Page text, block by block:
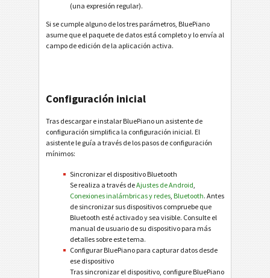
(una expresión regular).
Si se cumple alguno de los tres parámetros, BluePiano
asume que el paquete de datos está completo y lo envía al
campo de edición de la aplicación activa.
Configuración inicial
Tras descargar e instalar BluePiano un asistente de
configuración simplifica la configuración inicial. El
asistente le guía a través de los pasos de configuración
mínimos:
Sincronizar el dispositivo Bluetooth
Se realiza a través deAjustes de Android
Conexiones inalámbricas y redes Bluetooth. Antes
de sincronizar sus dispositivos compruebe que
Bluetooth esté activado y sea visible. Consulte el
manual de usuario de su dispositivo para más
detalles sobre este tema.
Configurar BluePiano para capturar datos desde
ese dispositivo
Tras sincronizar el dispositivo, configure BluePiano